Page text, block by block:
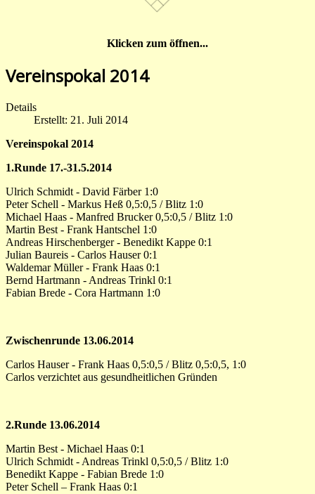
Klicken zum öffnen...
Vereinspokal 2014
Details
Erstellt: 21. Juli 2014
Vereinspokal 2014
1.Runde 17.-31.5.2014
Ulrich Schmidt - David Färber 1:0
Peter Schell - Markus Heß 0,5:0,5 / Blitz 1:0
Michael Haas - Manfred Brucker 0,5:0,5 / Blitz 1:0
Martin Best - Frank Hantschel 1:0
Andreas Hirschenberger - Benedikt Kappe 0:1
Julian Baureis - Carlos Hauser 0:1
Waldemar Müller - Frank Haas 0:1
Bernd Hartmann - Andreas Trinkl 0:1
Fabian Brede - Cora Hartmann 1:0
Zwischenrunde 13.06.2014
Carlos Hauser - Frank Haas 0,5:0,5 / Blitz 0,5:0,5, 1:0
Carlos verzichtet aus gesundheitlichen Gründen
2.Runde 13.06.2014
Martin Best - Michael Haas 0:1
Ulrich Schmidt - Andreas Trinkl 0,5:0,5 / Blitz 1:0
Benedikt Kappe - Fabian Brede 1:0
Peter Schell – Frank Haas 0:1